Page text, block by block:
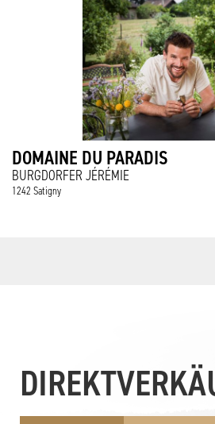
DOMAINE DU PARADIS
BURGDORFER JÉRÉMIE
1242 Satigny